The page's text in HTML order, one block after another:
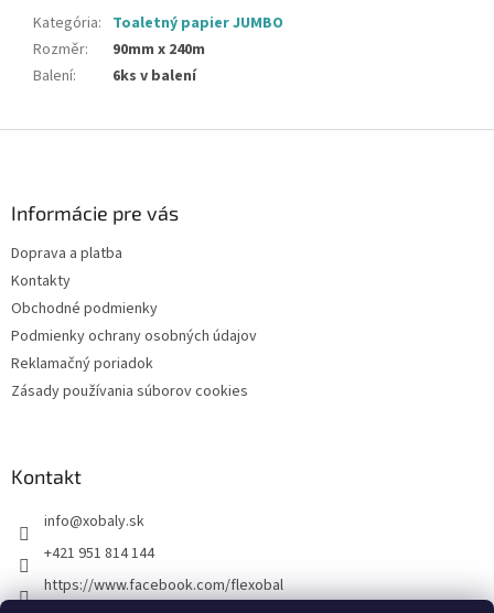
Kategória: Toaletný papier JUMBO
Rozměr:
90mm x 240m
Balení: 6ks v balení
Informácie pre vás
Doprava a platba
Kontakty
Obchodné podmienky
Podmienky ochrany osobných údajov
Reklamačný poriadok
Zásady používania súborov cookies
Kontakt
info@xobaly.sk
+421 951 814 144
https://www.facebook.com/flexobal